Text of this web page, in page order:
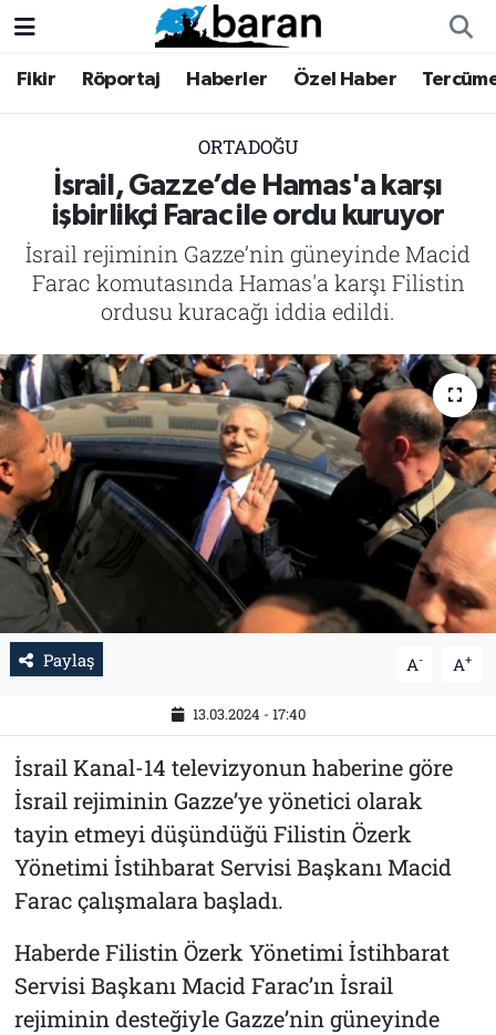
Fikir Röportaj Haberler Özel Haber
ORTADOĞU
İsrail, Gazze’de Hamas'a karşı
işbirlikçi Farac ile ordu kuruyor
İsrail rejiminin Gazze’nin güneyinde Macid
Farac komutasında Hamas'a karşı Filistin
ordusu kuracağı iddia edildi.
Paylaş A- A+
13.03.2024 - 17:40
İsrail Kanal-14 televizyonun haberine göre
İsrail rejiminin Gazze’ye yönetici olarak
tayin etmeyi düşündüğü Filistin Özerk
Yönetimi İstihbarat Servisi Başkanı Macid
Farac çalışmalara başladı.
Haberde Filistin Özerk Yönetimi İstihbarat
Servisi Başkanı Macid Farac’ın İsrail
rejiminin desteğiyle Gazze’nin güneyinde
Fikir
Haberler
Özel Haber
Tercüme
İktibas
Büyük Doğu-İbda
Dergi
Tarih
Fikir
Haberler
Özel Haber
Tercüme
İktibas
Büyük Doğu-İbda
Dergi
İletişim
Künye
Nöbetçi Eczaneler
Trafik Durumu
Süper Lig Puan Durumu ve Fikstür
Tüm Manşetler
Son Dakika Haberleri
Haber Arşivi